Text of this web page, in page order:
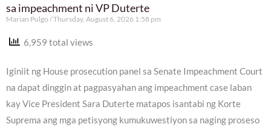
sa impeachment ni VP Duterte
Marian Pulgo Thursday, August 6, 2026 1:58 pm
6,959 total views
Iginiit ng House prosecution panel sa Senate Impeachment Court
na dapat dinggin at pagpasyahan ang impeachment case laban
kay Vice President Sara Duterte matapos isantabi ng Korte
Suprema ang mga petisyong kumukuwestiyon sa naging proseso